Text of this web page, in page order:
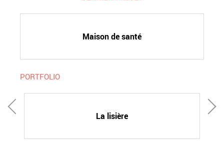
Maison de santé
PORTFOLIO
La lisière